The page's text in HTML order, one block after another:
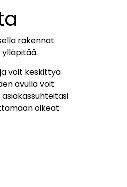
rakennat
voit keskittyä
avulla voit
oikeat